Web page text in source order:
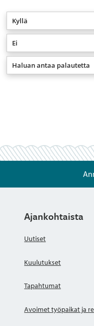
Kyllä
Ei
Haluan antaa palautetta
Ajankohtaista
Uutiset
Kuulutukset
Tapahtumat
Avoimet työpaikat ja